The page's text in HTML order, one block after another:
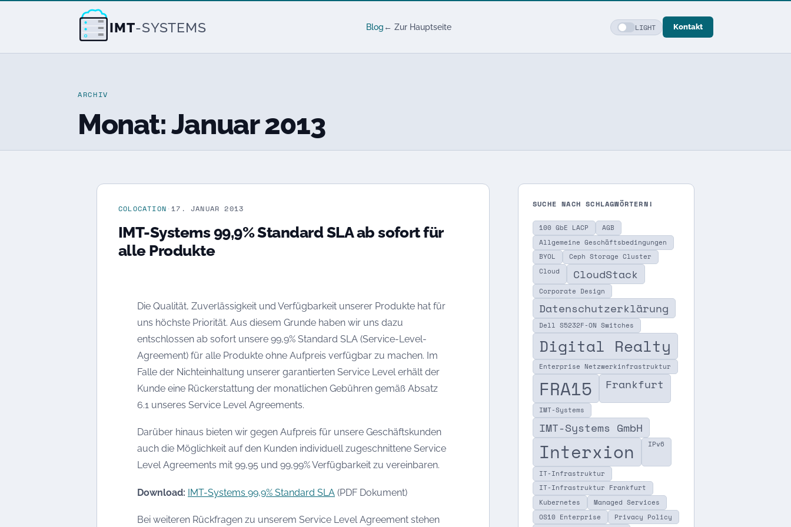
IMT-SYSTEMS Blog ← Zur Hauptseite LIGHT Kontakt
ARCHIV
Monat:Januar 2013
COLOCATION · 17. JANUAR 2013
IMT-Systems 99,9% Standard SLA ab sofort für
alle Produkte
Die Qualität, Zuverlässigkeit und Verfügbarkeit unserer Produkte hat für
uns höchste Priorität. Aus diesem Grunde haben wir uns dazu
entschlossen ab sofort unsere 99,9% Standard SLA (Service-Level-
Agreement) für alle Produkte ohne Aufpreis verfügbar zu machen. Im
Falle der Nichteinhaltung unserer garantierten Service Level erhält der
Kunde eine Rückerstattung der monatlichen Gebühren gemäß Absatz
6.1 unseres Service Level Agreements.
Darüber hinaus bieten wir gegen Aufpreis für unsere Geschäftskunden
auch die Möglichkeit auf den Kunden individuell zugeschnittene Service
Level Agreements mit 99,95 und 99,99% Verfügbarkeit zu vereinbaren.
Download: IMT-Systems 99,9% Standard SLA (PDF Dokument)
Bei weiteren Rückfragen zu unserem Service Level Agreement stehen
SUCHE NACH SCHLAGWÖRTERN!
100 GbE LACP
AGB
Allgemeine Geschäftsbedingungen
BYOL
Ceph Storage Cluster
Cloud
CloudStack
Corporate Design
Datenschutzerklärung
Dell S5232F-ON Switches
Digital Realty
Enterprise Netzwerkinfrastruktur
FRA15 Frankfurt
IMT-Systems
IMT-Systems GmbH
Interxion IPv6
IT-Infrastruktur
IT-Infrastruktur Frankfurt
Kubernetes
Managed Services
OS10 Enterprise
Privacy Policy